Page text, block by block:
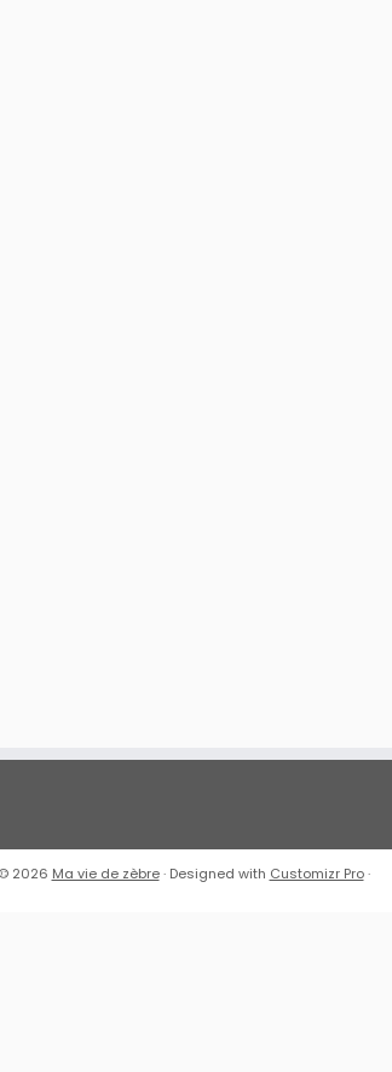
© 2026 Ma vie de zèbre· Designed with Customizr Pro·